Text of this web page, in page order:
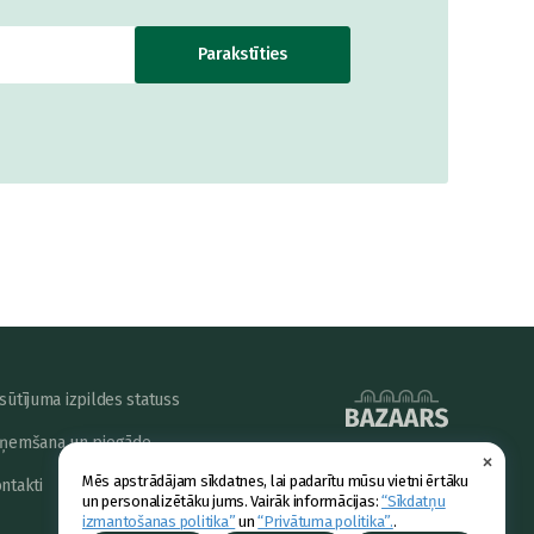
×
Mēs apstrādājam sīkdatnes, lai padarītu mūsu vietni ērtāku
un personalizētāku jums. Vairāk informācijas:“Sīkdatņu
izmantošanas politika” un“Privātuma politika”..
Parakstīties
izpildes statuss
un piegāde